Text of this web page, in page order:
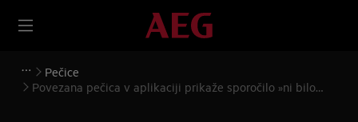
Pečice
Povezana pečica v aplikaciji prikaže sporočilo »ni bilo